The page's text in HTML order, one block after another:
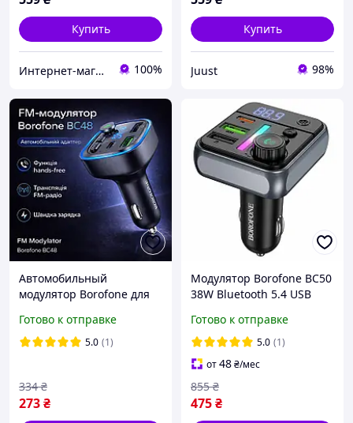
Купить
Интернет-магазин "Он лайн" 100%
Купить
Juust 98%
Автомобильный
модулятор Borofone для
USB и microSD, FM
трансмитер с дисплеем и
Готово к отправке
5.0 (1)
273₴
334 ₴
Модулятор Borofone BC50
38W Bluetooth 5.4 USB
Готово к отправке
5.0 (1)
от48₴/мес
475₴
855 ₴